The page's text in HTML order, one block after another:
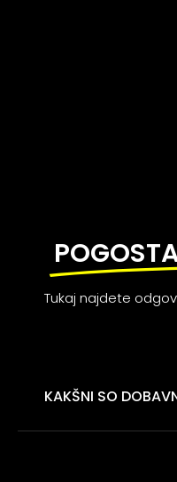
Tukaj najdete
KAKŠNI SO